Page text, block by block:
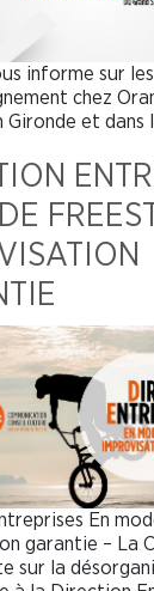
informe sur
chez
Gironde et dans
En
garantie – La
sur la